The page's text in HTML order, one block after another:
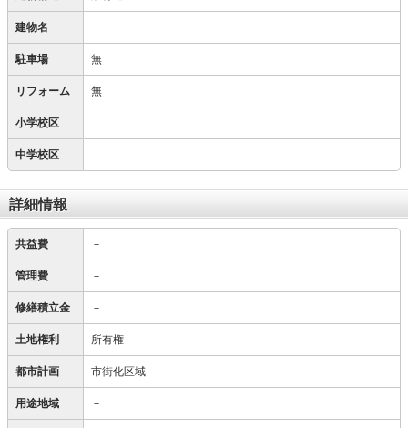
建物名
駐車場 無
リフォーム 無
小学校区
中学校区
詳細情報
共益費 －
管理費 －
修繕積立金 －
土地権利 所有権
都市計画 市街化区域
用途地域 －